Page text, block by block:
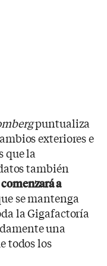
puntualiza
exteriores e
que la
también
comenzará a
se mantenga
la Gigafactoría
una
todos los